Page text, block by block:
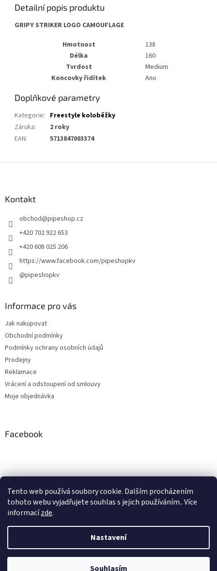
Tento web používá soubory cookie. Dalším procházením
tohoto webu vyjadřujete souhlas s jejich používáním.. Více
informacízde.
Nastavení
Souhlasím
Detailní popis produktu
GRIPY STRIKER LOGO CAMOUFLAGE
Hmotnost
138
Délka
160
Tvrdost
Medium
Koncovky řidítek
Ano
Doplňkové parametry
Kategorie: Freestyle koloběžky
Záruka:
2 roky
EAN: 5713847003374
Kontakt
obchod@pipeshop.cz
+420 702 922 653
+420 608 025 206
https://www.facebook.com/pipeshopkv
@pipeshopkv
Informace pro vás
Jak nakupovat
Obchodní podmínky
Podmínky ochrany osobních údajů
Prodejny
Reklamace
Vrácení a odstoupení od smlouvy
Moje objednávka
Facebook
Instagram
Sledovat na Instagramu
Vytvořil Shoptet